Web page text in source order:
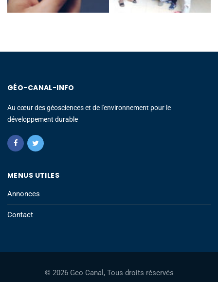
GÉO-CANAL-INFO
Au cœur des géosciences et de l'environnement pour le
développement durable
MENUS UTILES
Annonces
Contact
© 2026 Geo Canal, Tous droits réservés